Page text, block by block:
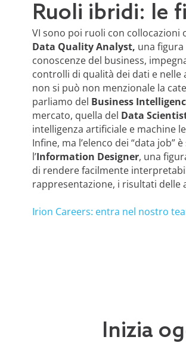
Ruoli ibridi: le
VI sono poi ruoli con collocazioni
Data Quality Analyst, una
conoscenze del business,
controlli di qualità dei dati e
non si può non menzionale la
parliamo del Business
mercato, quella del Data
intelligenza artificiale e machine
Infine, ma l’elenco dei “data
l’Information Designer, una
di rendere facilmente
rappresentazione, i risultati delle
Irion Careers: entra nel nostro
Inizia